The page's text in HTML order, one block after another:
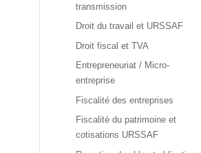
transmission
Droit du travail et URSSAF
Droit fiscal et TVA
Entrepreneuriat / Micro-
entreprise
Fiscalité des entreprises
Fiscalité du patrimoine et
cotisations URSSAF